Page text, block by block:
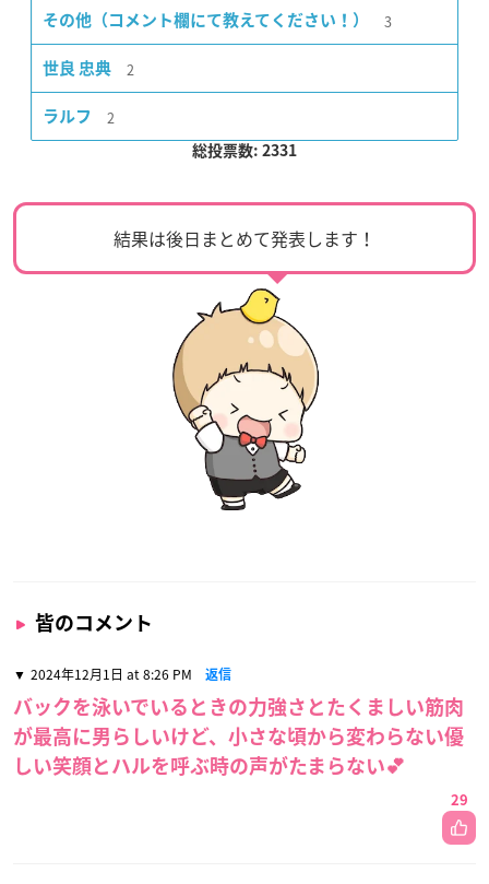
その他（コメント欄にて教えてください！） 3
世良 忠典 2
ラルフ 2
総投票数: 2331
結果は後日まとめて発表します！
皆のコメント
2024年12月1日 at 8:26 PM 返信
バックを泳いでいるときの力強さとたくましい筋肉
が最高に男らしいけど、小さな頃から変わらない優
しい笑顔とハルを呼ぶ時の声がたまらない💕
29